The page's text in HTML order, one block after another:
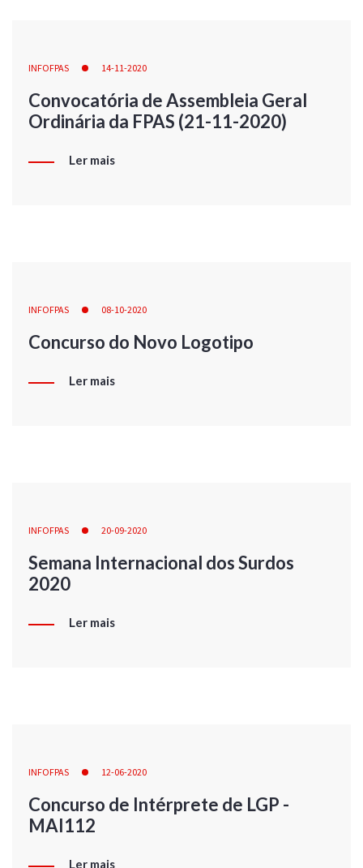
INFOFPAS 14-11-2020
Convocatória de Assembleia Geral
Ordinária da FPAS (21-11-2020)
Ler mais
INFOFPAS 08-10-2020
Concurso do Novo Logotipo
Ler mais
INFOFPAS 20-09-2020
Semana Internacional dos Surdos
2020
Ler mais
INFOFPAS 12-06-2020
Concurso de Intérprete de LGP -
MAI112
Ler mais